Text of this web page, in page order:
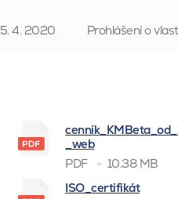
5. 4. 2020 Prohlášení o
_web
PDF
10.38 MB
ISO_certifikát